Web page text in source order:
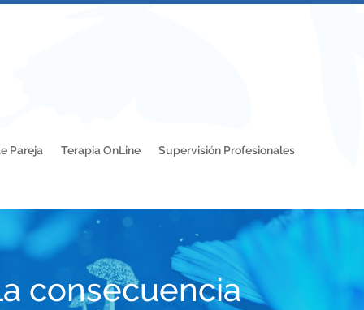
Pareja Terapia OnLine Supervisión Profesionales
consecuencia